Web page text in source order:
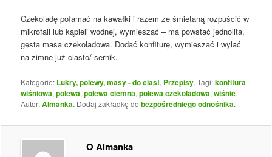
Czekoladę połamać na kawałki i razem ze śmietaną rozpuścić w
mikrofali lub kąpieli wodnej, wymieszać – ma powstać jednolita,
gęsta masa czekoladowa. Dodać konfiturę, wymieszać i wylać
na zimne już ciasto/ sernik.
Kategorie: Lukry, polewy, masy - do ciast, Przepisy. Tagi:konfitura
wiśniowa,polewa,polewa ciemna,polewa czekoladowa,wiśnie.
Autor:Almanka. Dodaj zakładkę dobezpośredniego odnośnika.
O Almanka